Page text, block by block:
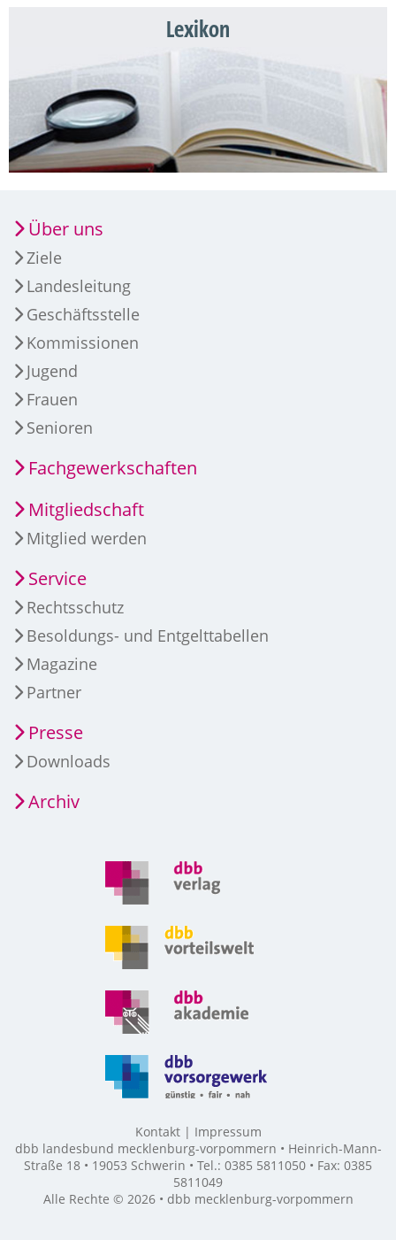
Lexikon
Über uns
Ziele
Landesleitung
Geschäftsstelle
Kommissionen
Jugend
Frauen
Senioren
Fachgewerkschaften
Mitgliedschaft
Mitglied werden
Service
Rechtsschutz
Besoldungs- und Entgelttabellen
Magazine
Partner
Presse
Downloads
Archiv
Kontakt
Impressum
dbb landesbund mecklenburg-vorpommern • Heinrich-Mann-
Straße 18 • 19053 Schwerin • Tel.: 0385 5811050 • Fax: 0385
5811049
Alle Rechte © 2026 • dbb mecklenburg-vorpommern